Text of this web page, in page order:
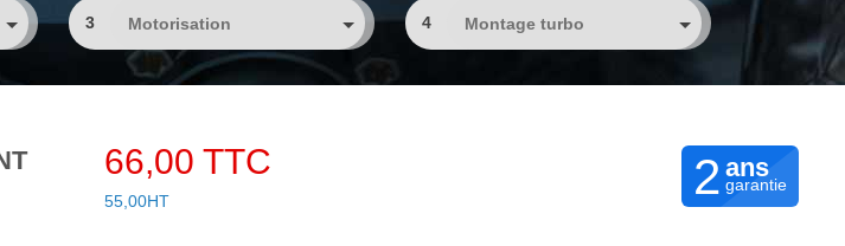
3 4
66,00 TTC
55,00HT 2 ans
garantie